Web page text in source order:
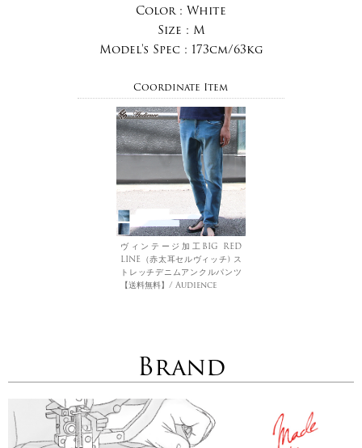
Color : White
Size : M
Model's Spec : 173cm/63kg
Coordinate Item
ヴィンテージ加工BIG RED
LINE（赤太耳セルヴィッチ) ス
トレッチデニムアンクルパンツ
【送料無料】/ Audience
Brand